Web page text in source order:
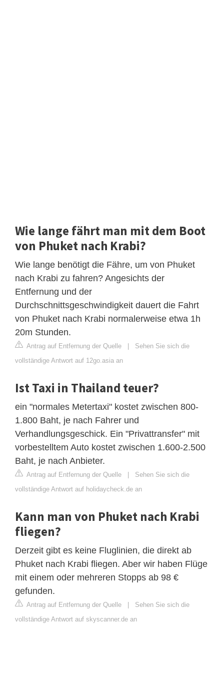
Wie lange fährt man mit dem Boot
von Phuket nach Krabi?
Wie lange benötigt die Fähre, um von Phuket
nach Krabi zu fahren? Angesichts der
Entfernung und der
Durchschnittsgeschwindigkeit dauert die Fahrt
von Phuket nach Krabi normalerweise etwa 1h
20m Stunden.
Antrag auf Entfernung der Quelle | Sehen Sie sich die
vollständige Antwort auf 12go.asia an
Ist Taxi in Thailand teuer?
ein "normales Metertaxi" kostet zwischen 800-
1.800 Baht, je nach Fahrer und
Verhandlungsgeschick. Ein "Privattransfer" mit
vorbestelltem Auto kostet zwischen 1.600-2.500
Baht, je nach Anbieter.
Antrag auf Entfernung der Quelle | Sehen Sie sich die
vollständige Antwort auf holidaycheck.de an
Kann man von Phuket nach Krabi
fliegen?
Derzeit gibt es keine Fluglinien, die direkt ab
Phuket nach Krabi fliegen. Aber wir haben Flüge
mit einem oder mehreren Stopps ab 98 €
gefunden.
Antrag auf Entfernung der Quelle | Sehen Sie sich die
vollständige Antwort auf skyscanner.de an